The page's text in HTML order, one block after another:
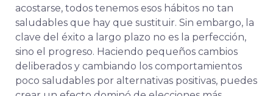
acostarse, todos tenemos esos hábitos no tan
saludables que hay que sustituir. Sin embargo, la
clave del éxito a largo plazo no es la perfección,
sino el progreso. Haciendo pequeños cambios
deliberados y cambiando los comportamientos
poco saludables por alternativas positivas, puedes